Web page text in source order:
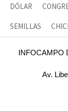
DÓLAR
SEMILLAS
INFOCAMPO
Av.